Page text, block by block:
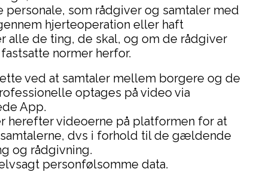
som rådgiver og samtaler med
hjerteoperation eller haft
alle de ting, de skal, og om de rådgiver
normer herfor.
ved at samtaler mellem borgere og de
optages på video via
App.
herefter videoerne på platformen for at
dvs i forhold til de gældende
og rådgivning.
personfølsomme data.